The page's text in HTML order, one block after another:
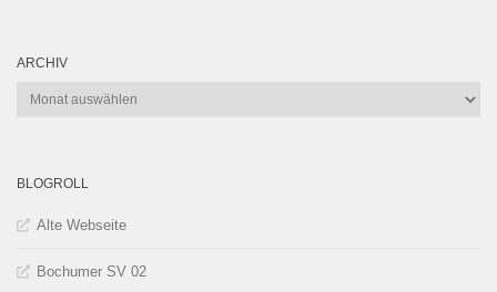
ARCHIV
Archiv
BLOGROLL
Alte Webseite
Bochumer SV 02